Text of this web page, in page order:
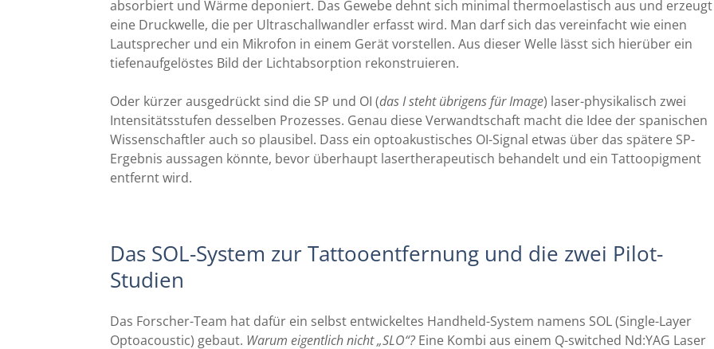
absorbiert und Wärme deponiert. Das Gewebe dehnt sich minimal thermoelastisch aus und erzeugt
eine Druckwelle, die per Ultraschallwandler erfasst wird. Man darf sich das vereinfacht wie einen
Lautsprecher und ein Mikrofon in einem Gerät vorstellen. Aus dieser Welle lässt sich hierüber ein
tiefenaufgelöstes Bild der Lichtabsorption rekonstruieren.
Oder kürzer ausgedrückt sind die SP und OI (das I steht übrigens für Image) laser-physikalisch zwei
Intensitätsstufen desselben Prozesses. Genau diese Verwandtschaft macht die Idee der spanischen
Wissenschaftler auch so plausibel. Dass ein optoakustisches OI-Signal etwas über das spätere SP-
Ergebnis aussagen könnte, bevor überhaupt lasertherapeutisch behandelt und ein Tattoopigment
entfernt wird.
Das SOL-System zur Tattooentfernung und die zwei Pilot-
Studien
Das Forscher-Team hat dafür ein selbst entwickeltes Handheld-System namens SOL (Single-Layer
Optoacoustic) gebaut. Warum eigentlich nicht „SLO“?Eine Kombi aus einem Q-switched Nd:YAG Laser